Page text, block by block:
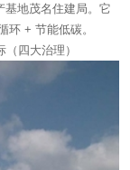
基地茂名住建局。它
环 + 节能低碳。
四大治理）